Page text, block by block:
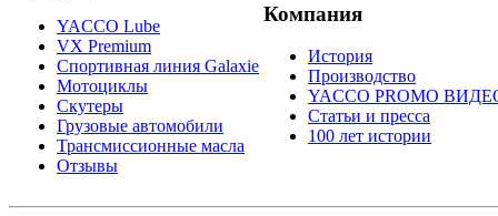
YACCO Lube
VX Premium
Спортивная линия Galaxie
Мотоциклы
Скутеры
Грузовые автомобили
Трансмиссионные масла
Отзывы
Компания
История
Производство
YACCO PROMO
Статьи и пресса
100 лет истории